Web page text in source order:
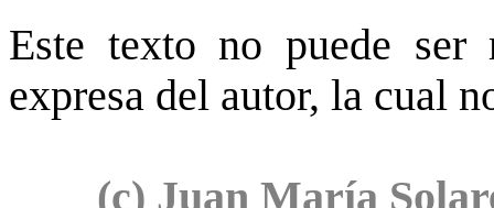
Este texto no puede ser
expresa del autor, la cual
(c) Juan María